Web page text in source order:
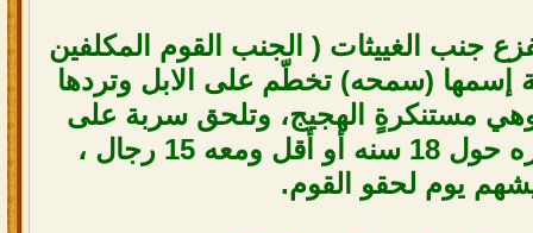
جنب الغييثات ( الجنب القوم المكلفين
إسمها (سمحه) تخطّم على الابل وتردها
مستنكرةٍ الهجيج، وتلحق سربة على
راس الأمير وقيان وكان عمره حول 18 سنه أو أقل ومعه 15 رجال ،
يوم لحقو القوم.